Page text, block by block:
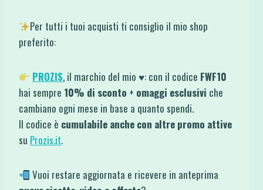
Per tutti i tuoi acquisti ti consiglio il mio shop
preferito:
PROZIS, il marchio del mio ♥: con il codice FWF10
hai sempre 10% di sconto + omaggi esclusivi che
cambiano ogni mese in base a quanto spendi.
Il codice è cumulabile anche con altre promo attive
su Prozis.it.
Vuoi restare aggiornata e ricevere in anteprima